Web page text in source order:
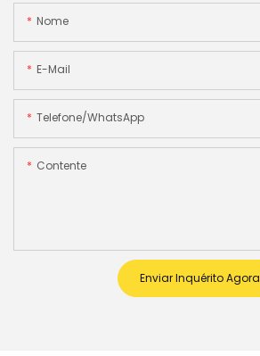
Nome
E-Mail
Telefone/WhatsApp
Contente
Enviar Inquérito Agora